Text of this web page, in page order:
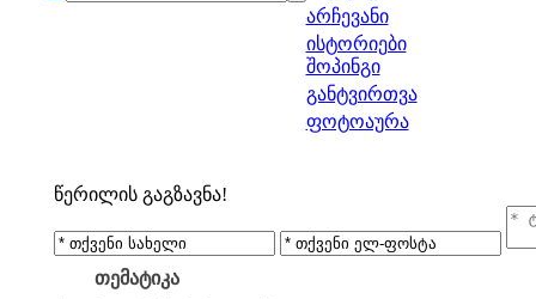
არჩევანი
ისტორიები
შოპინგი
განტვირთვა
ფოტოაურა
წერილის გაგზავნა!
თემატიკა